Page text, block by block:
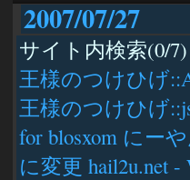
2007/07/27
サイト内検索(0/7)
王様のつけひげ
王様のつけひげ
for blosxom にー
に変更 hail2u.net